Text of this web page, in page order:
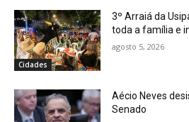
Cidades
3º Arraiá da
toda a família e
agosto 5, 2026
Aécio Neves
Senado